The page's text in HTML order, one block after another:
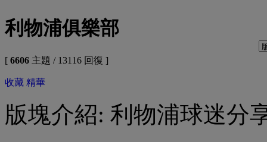
利物浦俱樂部
[ 6606 主題 / 13116 回復 ]
收藏 精華
版塊介紹: 利物浦球迷分